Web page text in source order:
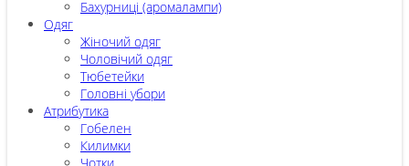
Бахурниці (аромалампи)
Одяг
Жіночий одяг
Чоловічий одяг
Тюбетейки
Головні убори
Атрибутика
Гобелен
Килимки